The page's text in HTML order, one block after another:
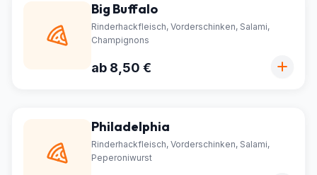
Big Buffalo
Rinderhackfleisch, Vorderschinken, Salami,
Champignons
ab 8,50 €
Philadelphia
Rinderhackfleisch, Vorderschinken, Salami,
Peperoniwurst